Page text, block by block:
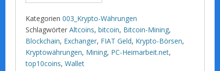
Kategorien 003_Krypto-Währungen
Schlagwörter Altcoins,bitcoin, Bitcoin-Mining,
Blockchain, Exchanger, FIAT Geld, Krypto-Börsen,
Kryptowährungen, Mining, PC-Heimarbeit.net,
top10coins,Wallet